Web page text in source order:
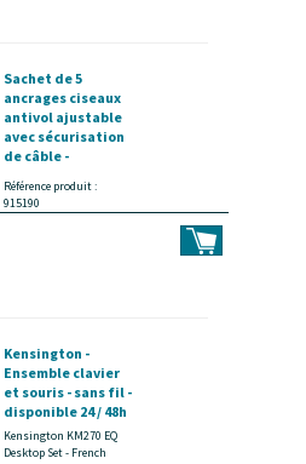
Sachet de 5
ancrages ciseaux
antivol ajustable
avec sécurisation
de câble -
Référence produit :
915190
Kensington -
Ensemble clavier
et souris - sans fil -
disponible 24 / 48h
Kensington KM270 EQ
Desktop Set - French